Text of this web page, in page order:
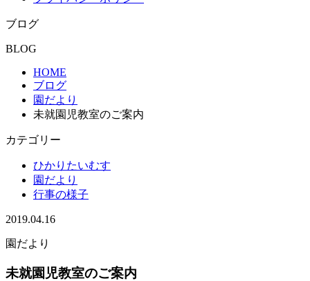
ブログ
BLOG
HOME
ブログ
園だより
未就園児教室のご案内
カテゴリー
ひかりたいむす
園だより
行事の様子
2019.04.16
園だより
未就園児教室のご案内